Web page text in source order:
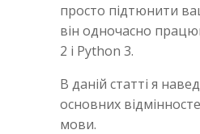
просто підтюнити
він одночасно
2 і Python 3.
В даній статті я
основних
мови.